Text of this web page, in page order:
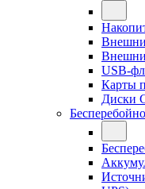
USB-
Карты
Диски